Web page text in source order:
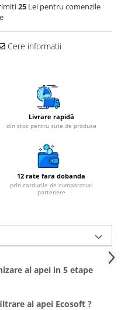
25Lei pentru comenzile
Cere informatii
Livrare rapidă
din stoc pentru sute de produse
12 rate fara dobanda
prin cardurile de cumparaturi
partenere
al apei in 5 etape
al apei Ecosoft ?